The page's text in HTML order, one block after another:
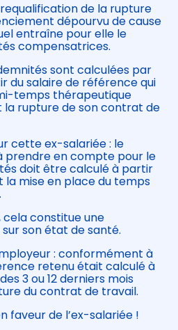
de la rupture
dépourvu de cause
entraîne pour elle le
compensatrices.
sont calculées par
du salaire de référence qui
temps thérapeutique
rupture de son contrat de
cette ex-salariée : le
prendre en compte pour le
doit être calculé à partir
la mise en place du temps
cela constitue une
son état de santé.
: conformément à
retenu était calculé à
3 ou 12 derniers mois
du contrat de travail.
faveur de l’ex-salariée !